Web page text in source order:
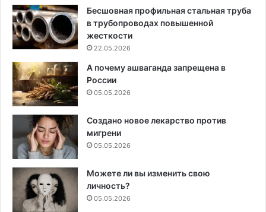
Бесшовная профильная стальная труба
в трубопроводах повышенной
жесткости
22.05.2026
А почему ашваганда запрещена в
России
05.05.2026
Создано новое лекарство против
мигрени
05.05.2026
Можете ли вы изменить свою
личность?
05.05.2026